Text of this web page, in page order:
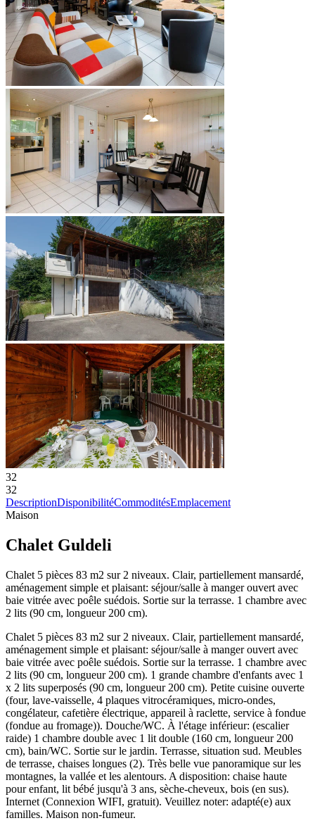
32
32
DescriptionDisponibilitéCommoditésEmplacement
Maison
Chalet Guldeli
Chalet 5 pièces 83 m2 sur 2 niveaux. Clair, partiellement mansardé,
aménagement simple et plaisant: séjour/salle à manger ouvert avec
baie vitrée avec poêle suédois. Sortie sur la terrasse. 1 chambre avec
2 lits (90 cm, longueur 200 cm).
Chalet 5 pièces 83 m2 sur 2 niveaux. Clair, partiellement mansardé,
aménagement simple et plaisant: séjour/salle à manger ouvert avec
baie vitrée avec poêle suédois. Sortie sur la terrasse. 1 chambre avec
2 lits (90 cm, longueur 200 cm). 1 grande chambre d'enfants avec 1
x 2 lits superposés (90 cm, longueur 200 cm). Petite cuisine ouverte
(four, lave-vaisselle, 4 plaques vitrocéramiques, micro-ondes,
congélateur, cafetière électrique, appareil à raclette, service à fondue
(fondue au fromage)). Douche/WC. À l'étage inférieur: (escalier
raide) 1 chambre double avec 1 lit double (160 cm, longueur 200
cm), bain/WC. Sortie sur le jardin. Terrasse, situation sud. Meubles
de terrasse, chaises longues (2). Très belle vue panoramique sur les
montagnes, la vallée et les alentours. A disposition: chaise haute
pour enfant, lit bébé jusqu'à 3 ans, sèche-cheveux, bois (en sus).
Internet (Connexion WIFI, gratuit). Veuillez noter: adapté(e) aux
familles. Maison non-fumeur.